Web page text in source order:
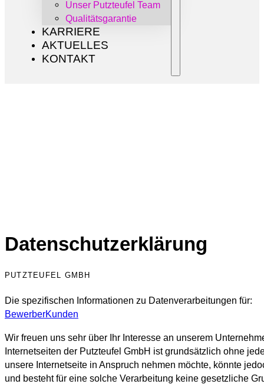
Unser Putzteufel Team
Qualitätsgarantie
KARRIERE
AKTUELLES
KONTAKT
Datenschutzerklärung
PUTZTEUFEL GMBH
Die spezifischen Informationen zu Datenverarbeitungen für:
BewerberKunden
Wir freuen uns sehr über Ihr Interesse an unserem
Internetseiten der Putzteufel GmbH ist grundsätzlich ohne
unsere Internetseite in Anspruch nehmen möchte, könnte
und besteht für eine solche Verarbeitung keine gesetzliche